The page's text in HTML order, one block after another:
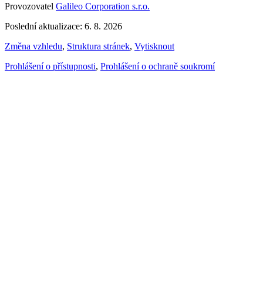
Provozovatel Galileo Corporation s.r.o.
Poslední aktualizace: 6. 8. 2026
Změna vzhledu, Struktura stránek, Vytisknout
Prohlášení o přístupnosti, Prohlášení o ochraně soukromí